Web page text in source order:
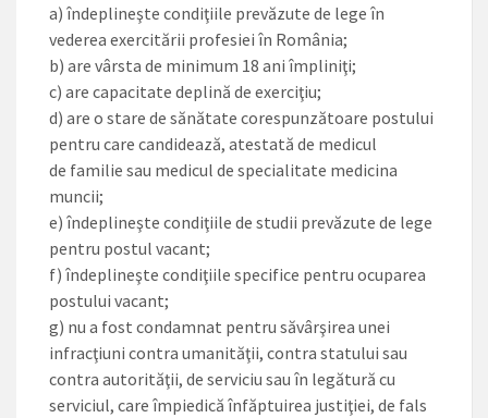
a) îndeplineşte condiţiile prevăzute de lege în
vederea exercitării profesiei în România;
b) are vârsta de minimum 18 ani împliniţi;
c) are capacitate deplină de exerciţiu;
d) are o stare de sănătate corespunzătoare postului
pentru care candidează, atestată de medicul
de familie sau medicul de specialitate medicina
muncii;
e) îndeplineşte condiţiile de studii prevăzute de lege
pentru postul vacant;
f) îndeplineşte condiţiile specifice pentru ocuparea
postului vacant;
g) nu a fost condamnat pentru săvârşirea unei
infracţiuni contra umanităţii, contra statului sau
contra autorităţii, de serviciu sau în legătură cu
serviciul, care împiedică înfăptuirea justiţiei, de fals